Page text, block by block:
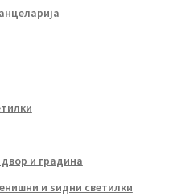
и градина
и ѕидни светилки